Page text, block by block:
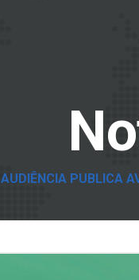
PUBLICA